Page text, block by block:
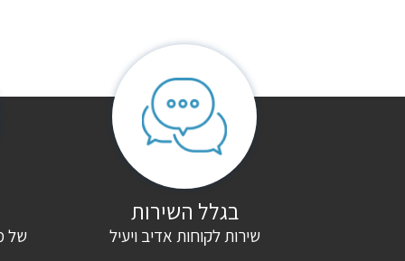
בגלל השירות
שירות לקוחות אדיב ויעיל של